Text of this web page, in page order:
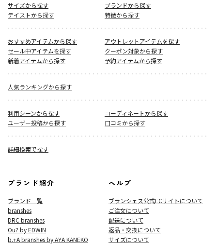
サイズから探す
ブランドから探す
テイストから探す
特徴から探す
おすすめアイテムから探す
アウトレットアイテムを探す
セール中アイテムを探す
クーポン対象から探す
新着アイテムから探す
予約アイテムから探す
人気ランキングから探す
利用シーンから探す
コーディネートから探す
ユーザー投稿から探す
口コミから探す
詳細検索で探す
ブランド紹介
ブランド一覧
branshes
DRC branshes
Ou? by EDWIN
b.+A branshes by AYA KANEKO
ヘルプ
ブランシェス公式ECサイトについて
ご注文について
配送について
返品・交換について
サイズについて